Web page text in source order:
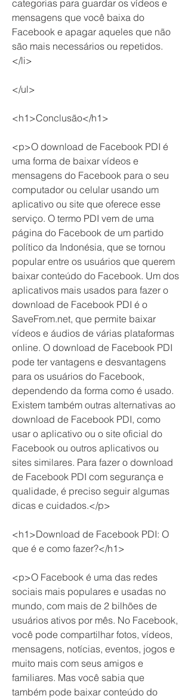
categorias para guardar os vídeos e
mensagens que você baixa do
Facebook e apagar aqueles que não
são mais necessários ou repetidos.
</li>
</ul>
<h1>Conclusão</h1>
<p>O download de Facebook PDI é
uma forma de baixar vídeos e
mensagens do Facebook para o seu
computador ou celular usando um
aplicativo ou site que oferece esse
serviço. O termo PDI vem de uma
página do Facebook de um partido
político da Indonésia, que se tornou
popular entre os usuários que querem
baixar conteúdo do Facebook. Um dos
aplicativos mais usados para fazer o
download de Facebook PDI é o
SaveFrom.net, que permite baixar
vídeos e áudios de várias plataformas
online. O download de Facebook PDI
pode ter vantagens e desvantagens
para os usuários do Facebook,
dependendo da forma como é usado.
Existem também outras alternativas ao
download de Facebook PDI, como
usar o aplicativo ou o site oficial do
Facebook ou outros aplicativos ou
sites similares. Para fazer o download
de Facebook PDI com segurança e
qualidade, é preciso seguir algumas
dicas e cuidados.</p>
<h1>Download de Facebook PDI: O
que é e como fazer?</h1>
<p>O Facebook é uma das redes
sociais mais populares e usadas no
mundo, com mais de 2 bilhões de
usuários ativos por mês. No Facebook,
você pode compartilhar fotos, vídeos,
mensagens, notícias, eventos, jogos e
muito mais com seus amigos e
familiares. Mas você sabia que
também pode baixar conteúdo do